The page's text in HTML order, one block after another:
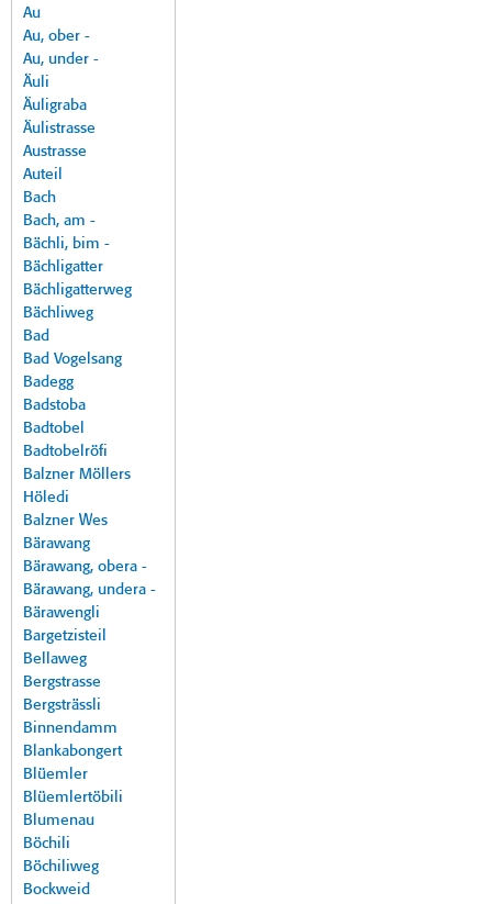
Au
Au, ober -
Au, under -
Äuli
Äuligraba
Äulistrasse
Austrasse
Auteil
Bach
Bach, am -
Bächli, bim -
Bächligatter
Bächligatterweg
Bächliweg
Bad
Bad Vogelsang
Badegg
Badstoba
Badtobel
Badtobelröfi
Balzner Möllers
Höledi
Balzner Wes
Bärawang
Bärawang, obera -
Bärawang, undera -
Bärawengli
Bargetzisteil
Bellaweg
Bergstrasse
Bergsträssli
Binnendamm
Blankabongert
Blüemler
Blüemlertöbili
Blumenau
Böchili
Böchiliweg
Bockweid